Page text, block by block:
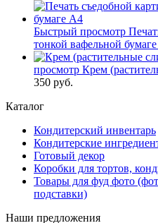
Быстрый просмотр
тонкой вафельной
просмотр Крем
350 руб.
Каталог
Кондитерский инвентарь
Кондитерские
Готовый декор
Коробки для тортов,
Товары для фуд фото
подставки)
Наши предложения